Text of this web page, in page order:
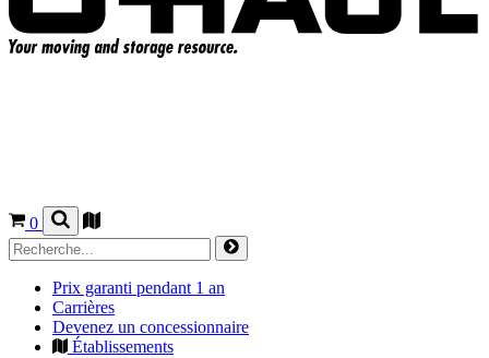
0
Prix garanti pendant 1 an
Carrières
Devenez un concessionnaire
Établissements